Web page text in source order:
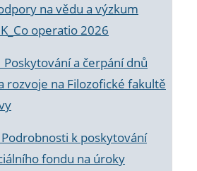
na vědu a výzkum
operatio 2026
a čerpání dnů
rozvoje na Filozofické fakultě
k poskytování
fondu na úroky